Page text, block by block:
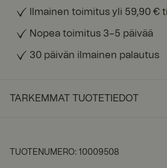
Ilmainen toimitus yli 59,90 €
Nopea toimitus 3–5 päivää
30 päivän ilmainen palautus
TARKEMMAT TUOTETIEDOT
TUOTENUMERO: 10009508